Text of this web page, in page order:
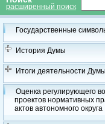
расширенный поиск
Государственные
История Думы
Итоги деятельности Думы
Оценка регулирующего
проектов нормативных
актов автономного округа